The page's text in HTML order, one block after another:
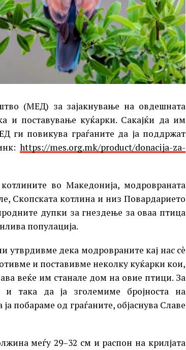
(МЕД) за зајакнување на овдешната
и поставување куќарки. Сакајќи да им
ги повикува граѓаните да ја поддржат
https://mes.org.mk/product/donacija-za-
во Македонија, модровраната
Скопската котлина и низ Повардарието
дупки за гнездење за оваа птица
популација.
утврдивме дека модровраните кај нас сè
и поставивме неколку куќарки кои,
веќе им станале дом на овие птици. За
така да ја зголемиме бројноста на
побараме од граѓаните, објаснува Славе
меѓу 29–32 см и распон на крилјата